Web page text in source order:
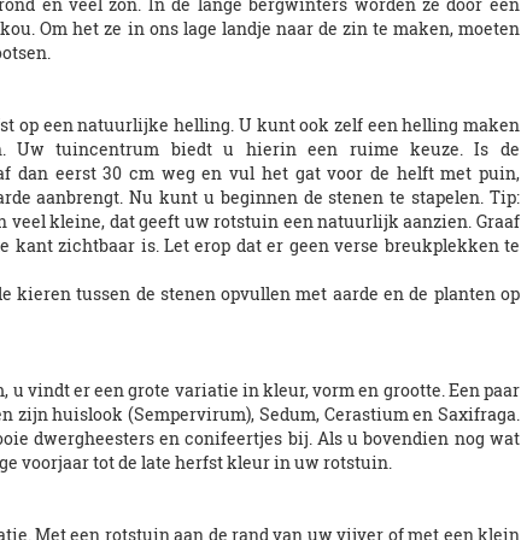
Om het ze in ons lage landje naar de zin te maken, moeten
op een natuurlijke helling. U kunt ook zelf een helling maken
Uw tuincentrum biedt u hierin een ruime keuze. Is de
dan eerst 30 cm weg en vul het gat voor de helft met puin,
aanbrengt. Nu kunt u beginnen de stenen te stapelen. Tip:
veel kleine, dat geeft uw rotstuin een natuurlijk aanzien. Graaf
kant zichtbaar is. Let erop dat er geen verse breukplekken te
kieren tussen de stenen opvullen met aarde en de planten op
vindt er een grote variatie in kleur, vorm en grootte. Een paar
huislook (Sempervirum), Sedum, Cerastium en Saxifraga.
dwergheesters en conifeertjes bij. Als u bovendien nog wat
voorjaar tot de late herfst kleur in uw rotstuin.
Met een rotstuin aan de rand van uw vijver of met een klein